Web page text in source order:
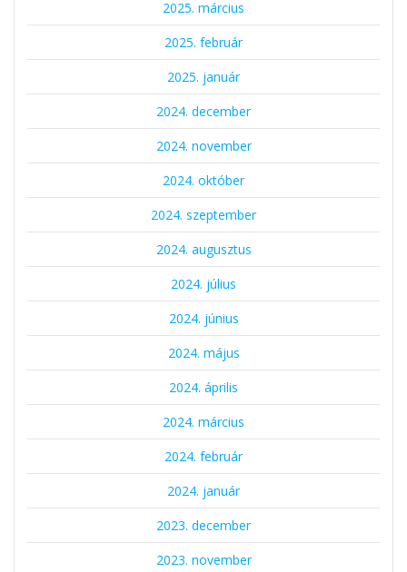
2025. március
2025. február
2025. január
2024. december
2024. november
2024. október
2024. szeptember
2024. augusztus
2024. július
2024. június
2024. május
2024. április
2024. március
2024. február
2024. január
2023. december
2023. november